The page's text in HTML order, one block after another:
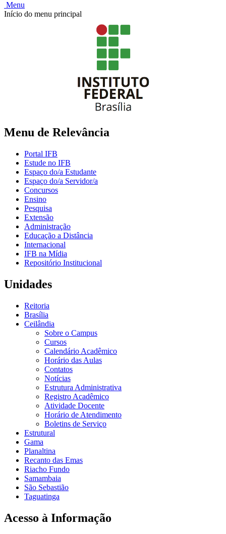
Menu
Início do menu principal
Menu de Relevância
Portal IFB
Estude no IFB
Espaço do/a Estudante
Espaço do/a Servidor/a
Concursos
Ensino
Pesquisa
Extensão
Administração
Educação a Distância
Internacional
IFB na Mídia
Repositório Institucional
Unidades
Reitoria
Brasília
Ceilândia
Sobre o Campus
Cursos
Calendário Acadêmico
Horário das Aulas
Contatos
Notícias
Estrutura Administrativa
Registro Acadêmico
Atividade Docente
Horário de Atendimento
Boletins de Serviço
Estrutural
Gama
Planaltina
Recanto das Emas
Riacho Fundo
Samambaia
São Sebastião
Taguatinga
Acesso à Informação